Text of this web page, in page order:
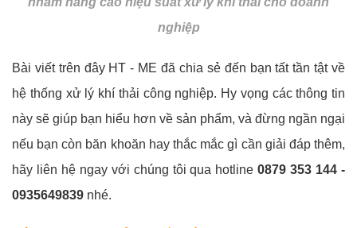
nghiệp
Bài viết trên đây HT - ME đã chia sẻ đến bạn tất tần tật về
hệ thống xử lý khí thải công nghiệp. Hy vọng các thông tin
này sẽ giúp bạn hiểu hơn về sản phẩm, và đừng ngần ngại
nếu bạn còn băn khoăn hay thắc mắc gì cần giải đáp thêm,
hãy liên hệ ngay với chúng tôi qua hotline0879 353 144 -
0935649839 nhé.